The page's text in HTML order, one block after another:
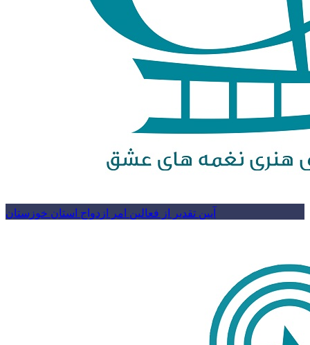
آیین تقدیر از فعالین امر ازدواج استان خوزستان